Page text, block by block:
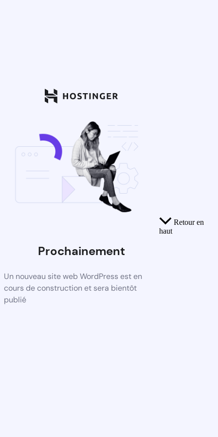
Prochainement
Un nouveau site web WordPress est en
cours de construction et sera bientôt
publié
Retour en
haut